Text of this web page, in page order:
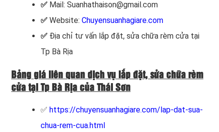
✅ Mail: Suanhathaison@gmail.com
✅ Website: Chuyensuanhagiare.com
✅ Địa chỉ tư vấn lắp đặt, sửa chữa rèm cửa tại
Tp Bà Rịa
Bảng giá liên quan dịch vụ lắp đặt, sửa chữa rèm
cửa tại Tp Bà Rịa của Thái Sơn
✅ https://chuyensuanhagiare.com/lap-dat-sua-
chua-rem-cua.html